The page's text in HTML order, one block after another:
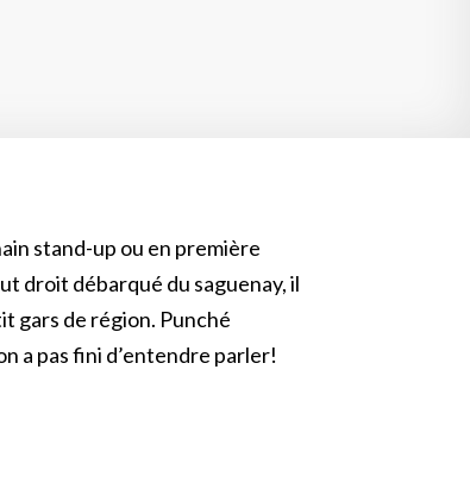
stand-up ou en première
droit débarqué du saguenay, il
gars de région. Punché
a pas fini d’entendre parler!